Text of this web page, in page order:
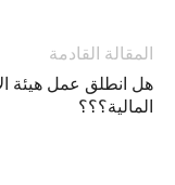
المقالة القادمة
هل انطلق عمل هيئة
المالية؟؟؟